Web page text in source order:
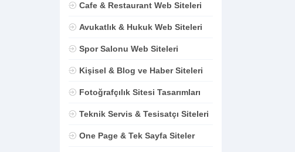
Cafe & Restaurant Web Siteleri
Avukatlık & Hukuk Web Siteleri
Spor Salonu Web Siteleri
Kişisel & Blog ve Haber Siteleri
Fotoğrafçılık Sitesi Tasarımları
Teknik Servis & Tesisatçı Siteleri
One Page & Tek Sayfa Siteler